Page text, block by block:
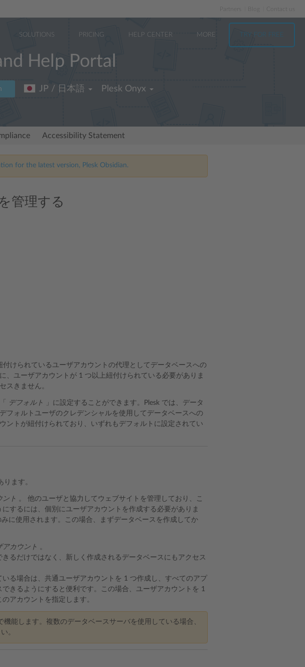
Partners
SOLUTIONS PRICING HELP CENTER MORE TRY FOR FREE
Help Portal
JP / 日本語 Plesk Onyx
Accessibility Statement
for the latest version, Plesk Obsidian.
管理する
けられているユーザアカウントの代理としてデータベースへの
、ユーザアカウントが 1 つ以上紐付けられている必要がありま
スきません。
デフォルト
」に設定することができます。Plesk では、データ
フォルトユーザのクレデンシャルを使用してデータベースへの
ントが紐付けられており、いずれもデフォルトに設定されてい
ます。
ト
。 他のユーザと協力してウェブサイトを管理しており、こ
するには、個別にユーザアカウントを作成する必要がありま
に使用されます。この場合、まずデータベースを作成してか
カウント
。
るだけではなく、新しく作成されるデータベースにもアクセス
る場合は、共通ユーザアカウントを 1 つ作成し、すべてのアプ
きるようにすると便利です。この場合、ユーザアカウントを 1
アカウントを指定します。
能します。複数のデータベースサーバを使用している場合、
。